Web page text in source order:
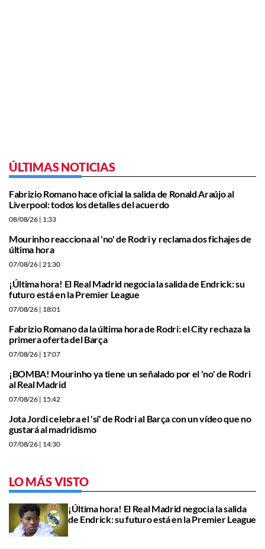
ÚLTIMAS NOTICIAS
Fabrizio Romano hace oficial la salida de Ronald Araújo al
Liverpool: todos los detalles del acuerdo
08/08/26 | 1:33
Mourinho reacciona al 'no' de Rodri y reclama dos fichajes de
última hora
07/08/26 | 21:30
¡Última hora! El Real Madrid negocia la salida de Endrick: su
futuro está en la Premier League
07/08/26 | 18:01
Fabrizio Romano da la última hora de Rodri: el City rechaza la
primera oferta del Barça
07/08/26 | 17:07
¡BOMBA! Mourinho ya tiene un señalado por el 'no' de Rodri
al Real Madrid
07/08/26 | 15:42
Jota Jordi celebra el 'sí' de Rodri al Barça con un vídeo que no
gustará al madridismo
07/08/26 | 14:30
LO MÁS VISTO
¡Última hora! El Real Madrid negocia la salida
de Endrick: su futuro está en la Premier League